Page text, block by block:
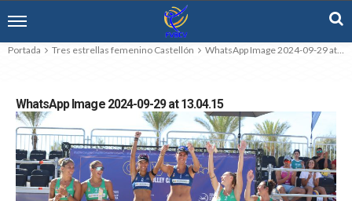
Portada Tres estrellas femenino Castellón WhatsApp Image 2024-09-29 at 13.04.15
WhatsApp Image 2024-09-29 at 13.04.15